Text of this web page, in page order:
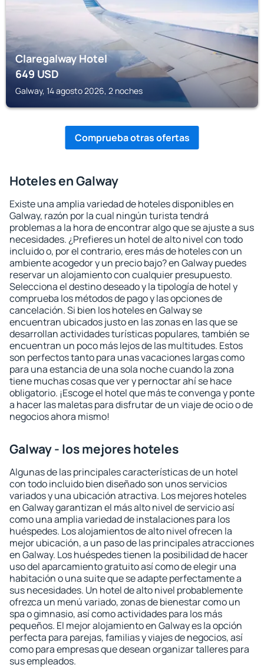
Claregalway Hotel
649USD
Galway, 14 agosto 2026, 2 noches
Comprueba otras ofertas
Hoteles en Galway
Existe una amplia variedad de hoteles disponibles en
Galway, razón por la cual ningún turista tendrá
problemas a la hora de encontrar algo que se ajuste a sus
necesidades. ¿Prefieres un hotel de alto nivel con todo
incluido o, por el contrario, eres más de hoteles con un
ambiente acogedor y un precio bajo? en Galway puedes
reservar un alojamiento con cualquier presupuesto.
Selecciona el destino deseado y la tipología de hotel y
comprueba los métodos de pago y las opciones de
cancelación. Si bien los hoteles en Galway se
encuentran ubicados justo en las zonas en las que se
desarrollan actividades turísticas populares, también se
encuentran un poco más lejos de las multitudes. Estos
son perfectos tanto para unas vacaciones largas como
para una estancia de una sola noche cuando la zona
tiene muchas cosas que ver y pernoctar ahí se hace
obligatorio. ¡Escoge el hotel que más te convenga y ponte
a hacer las maletas para disfrutar de un viaje de ocio o de
negocios ahora mismo!
Galway - los mejores hoteles
Algunas de las principales características de un hotel
con todo incluido bien diseñado son unos servicios
variados y una ubicación atractiva. Los mejores hoteles
en Galway garantizan el más alto nivel de servicio así
como una amplia variedad de instalaciones para los
huéspedes. Los alojamientos de alto nivel ofrecen la
mejor ubicación, a un paso de las principales atracciones
en Galway. Los huéspedes tienen la posibilidad de hacer
uso del aparcamiento gratuito así como de elegir una
habitación o una suite que se adapte perfectamente a
sus necesidades. Un hotel de alto nivel probablemente
ofrezca un menú variado, zonas de bienestar como un
spa o gimnasio, así como actividades para los más
pequeños. El mejor alojamiento en Galway es la opción
perfecta para parejas, familias y viajes de negocios, así
como para empresas que desean organizar talleres para
sus empleados.